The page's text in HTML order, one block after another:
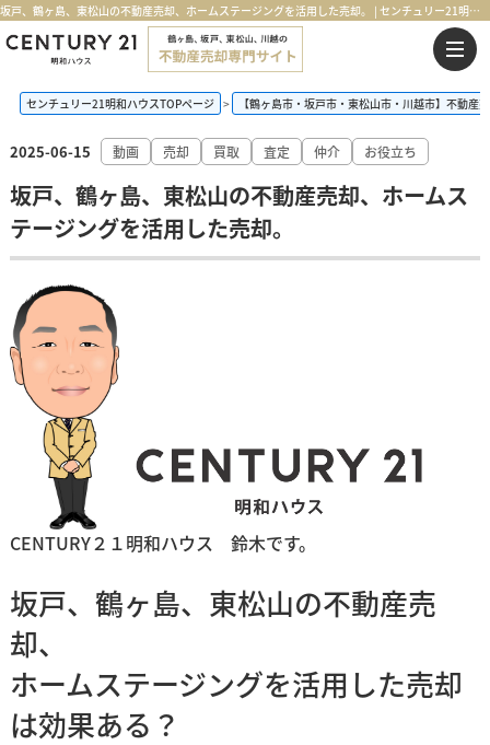
坂戸、鶴ヶ島、東松山の不動産売却、ホームステージングを活用した売却。 | センチュリー21明和ハウス
センチュリー21明和ハウスTOPページ 【鶴ヶ島市・坂戸市・東松山市・川越市】不動産
2025-06-15 動画 売却 買取 査定 仲介 お役立ち
坂戸、鶴ヶ島、東松山の不動産売却、ホームス
テージングを活用した売却。
CENTURY２１明和ハウス 鈴木です。
坂戸、鶴ヶ島、東松山の不動産売
却、
ホームステージングを活用した売却
は効果ある？